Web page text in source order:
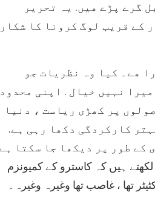
گرے پڑے ھیں. یہ تحریر
کے قریب لوگ کرونا کا شکار
ھے۔ کیا وہ نظریات جو
نہیں خیال . اپنی محدود
پر کھڑی ریاست ، دنیا
کارکردگی دکھا رہی ہے.
ہیں کہ کاسترو کے کمیونزم
تھا ، غاصب تھا وغیرہ وغیرہ۔